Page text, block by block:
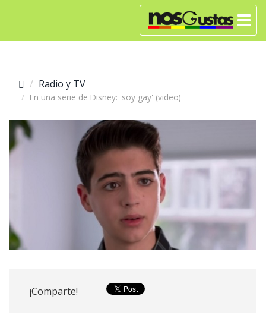
Radio y TV
En una serie de Disney: 'soy gay' (video)
¡Comparte!